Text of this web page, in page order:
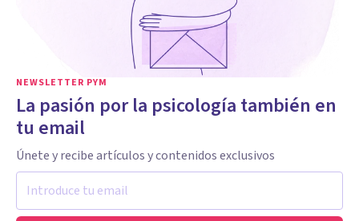
NEWSLETTER PYM
La pasión por la psicología también en
tu email
Únete y recibe artículos y contenidos exclusivos